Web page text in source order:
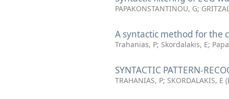
PAPAKONSTANTINOU, G;
A syntactic method for the
Trahanias, P; Skordalakis, E;
SYNTACTIC PATTERN-
TRAHANIAS, P; SKORDALAKIS, E (